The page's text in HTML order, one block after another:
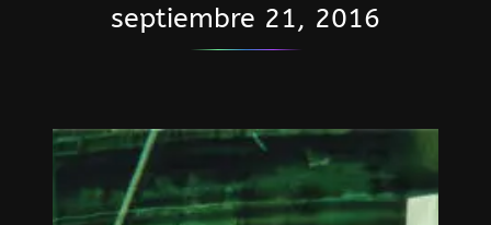
septiembre 21, 2016